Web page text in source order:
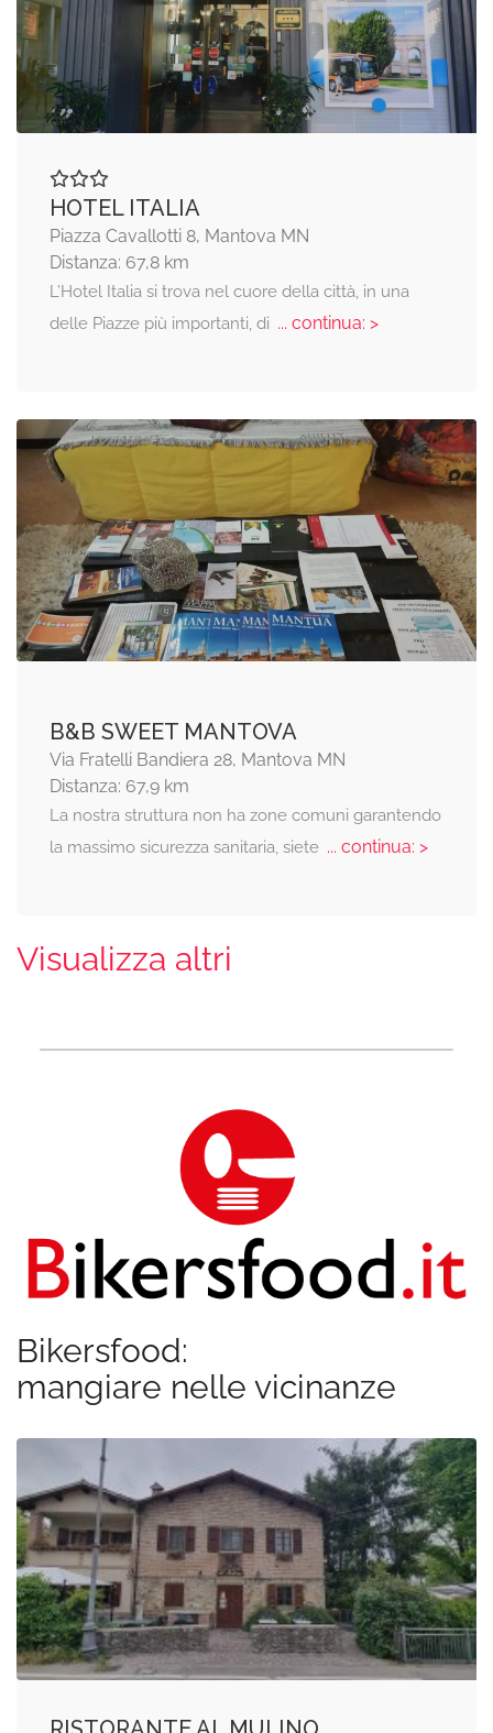
HOTEL ITALIA
Piazza Cavallotti 8, Mantova MN
Distanza: 67,8 km
L’Hotel Italia si trova nel cuore della città, in una
delle Piazze più importanti, di ... continua: >
B&B SWEET MANTOVA
Via Fratelli Bandiera 28, Mantova MN
Distanza: 67,9 km
La nostra struttura non ha zone comuni garantendo
la massimo sicurezza sanitaria, siete... continua: >
Visualizza altri
Bikersfood:
mangiare nelle vicinanze